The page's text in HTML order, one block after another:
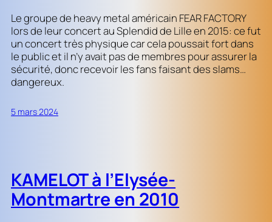
Le groupe de heavy metal américain FEAR FACTORY
lors de leur concert au Splendid de Lille en 2015: ce fut
un concert très physique car cela poussait fort dans
le public et il n’y avait pas de membres pour assurer la
sécurité, donc recevoir les fans faisant des slams…
dangereux.
5 mars 2024
KAMELOT à l’Elysée-
Montmartre en 2010